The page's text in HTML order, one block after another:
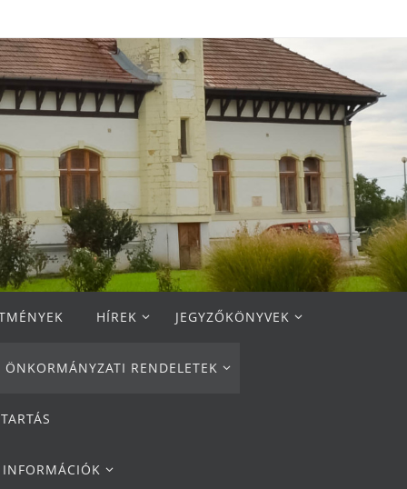
HÍREK JEGYZŐKÖNYVEK
ÖNKORMÁNYZATI RENDELETEK
INFORMÁCIÓK